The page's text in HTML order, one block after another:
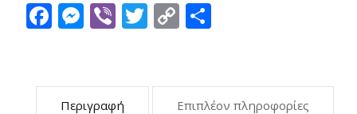
Facebook
Messenger
ViberTwitter
Copy
Περιγραφή Επιπλέον πληροφορίες